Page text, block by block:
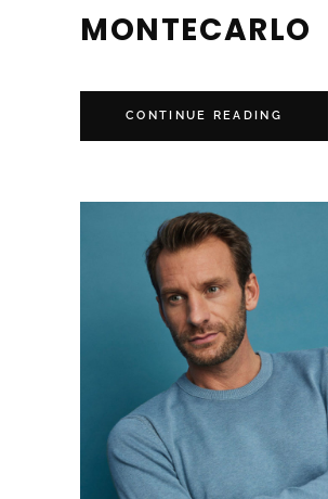
MONTECARLO
CONTINUE READING